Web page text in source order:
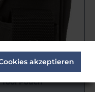
Pouch
akzeptieren